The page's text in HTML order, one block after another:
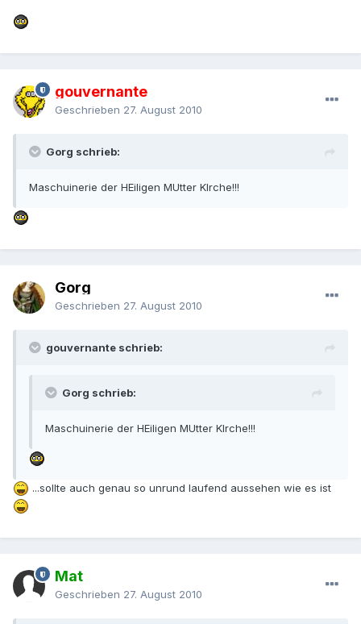
gouvernante
Geschrieben 27. August 2010
Gorg schrieb:
Maschuinerie der HEiligen MUtter KIrche!!!
Gorg
Geschrieben 27. August 2010
gouvernante schrieb:
Gorg schrieb:
Maschuinerie der HEiligen MUtter KIrche!!!
...sollte auch genau so unrund laufend aussehen wie es ist
Mat
Geschrieben 27. August 2010